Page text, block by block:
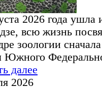
2026 года
всю жизнь
зоологии
Южного
далее
2026